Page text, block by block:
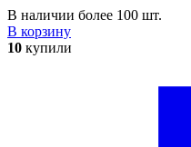
В наличии более 100 шт.
В корзину
10 купили